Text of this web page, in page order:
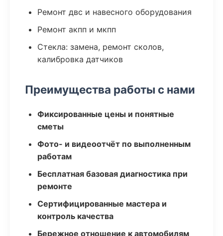
Ремонт двс и навесного оборудования
Ремонт акпп и мкпп
Стекла: замена, ремонт сколов,
калибровка датчиков
Преимущества работы с нами
Фиксированные цены и понятные
сметы
Фото- и видеоотчёт по выполненным
работам
Бесплатная базовая диагностика при
ремонте
Сертифицированные мастера и
контроль качества
Бережное отношение к автомобилям